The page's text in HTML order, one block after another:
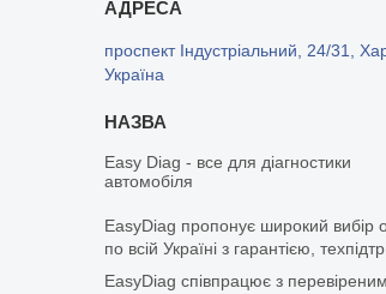
проспект Індустріальний, 24/31,
Україна
Easy Diag - все для діагностики
автомобіля
EasyDiag пропонує широкий вибір
по всій Україні з гарантією,
EasyDiag співпрацює з